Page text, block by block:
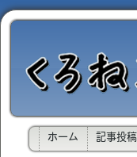
ホーム 記事投稿